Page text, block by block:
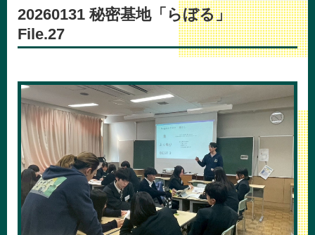
20260131 秘密基地「らぼる」
File.27